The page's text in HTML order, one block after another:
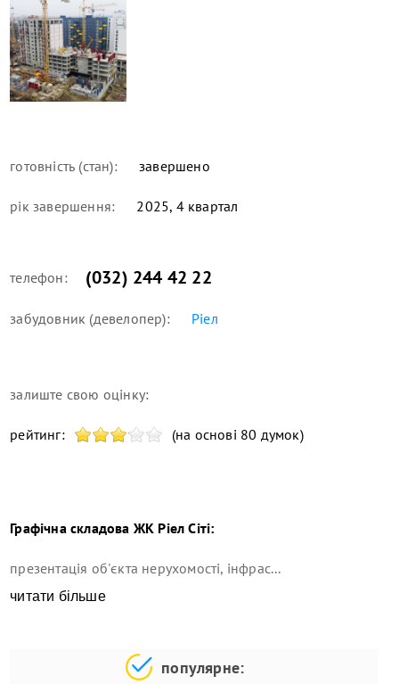
готовність (стан): завершено
рік завершення: 2025, 4 квартал
телефон: (032) 244 42 22
забудовник (девелопер): Ріел
залиште свою оцінку:
рейтинг: (на основі 80 думок)
Графічна складова ЖК Ріел Сіті:
презентація об'єкта нерухомості, інфрас...
читати більше
популярне: